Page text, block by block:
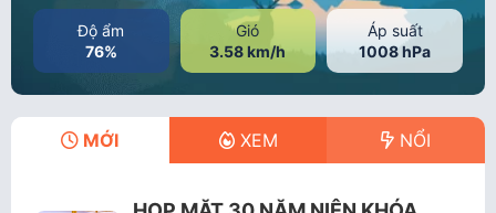
Độ ẩm
76%
Gió
3.58 km/h
Áp suất
1008 hPa
MỚI XEM NỔI